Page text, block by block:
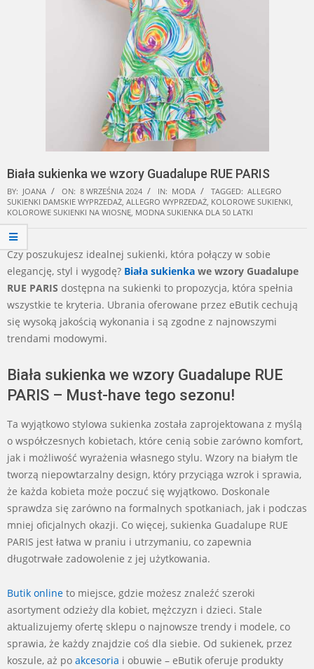
Biała sukienka we wzory Guadalupe RUE PARIS
BY: JOANA ON: 8 WRZEŚNIA 2024 IN: MODA TAGGED: ALLEGRO
SUKIENKI DAMSKIE WYPRZEDAŻ ALLEGRO WYPRZEDAŻ KOLOROWE SUKIENKI
KOLOROWE SUKIENKI NA WIOSNĘ MODNA SUKIENKA DLA 50 LATKI
Czy poszukujesz idealnej sukienki, która połączy w sobie
elegancję, styl i wygodę? Biała sukienka we wzory Guadalupe
RUE PARIS dostępna na sukienki to propozycja, która spełnia
wszystkie te kryteria. Ubrania oferowane przez eButik cechują
się wysoką jakością wykonania i są zgodne z najnowszymi
trendami modowymi.
Biała sukienka we wzory Guadalupe RUE
PARIS – Must-have tego sezonu!
Ta wyjątkowo stylowa sukienka została zaprojektowana z myślą
o współczesnych kobietach, które cenią sobie zarówno komfort,
jak i możliwość wyrażenia własnego stylu. Wzory na białym tle
tworzą niepowtarzalny design, który przyciąga wzrok i sprawia,
że każda kobieta może poczuć się wyjątkowo. Doskonale
sprawdza się zarówno na formalnych spotkaniach, jak i podczas
mniej oficjalnych okazji. Co więcej, sukienka Guadalupe RUE
PARIS jest łatwa w praniu i utrzymaniu, co zapewnia
długotrwałe zadowolenie z jej użytkowania.
Butik online to miejsce, gdzie możesz znaleźć szeroki
asortyment odzieży dla kobiet, mężczyzn i dzieci. Stale
aktualizujemy ofertę sklepu o najnowsze trendy i modele, co
sprawia, że każdy znajdzie coś dla siebie. Od sukienek, przez
koszule, aż po akcesoria i obuwie – eButik oferuje produkty